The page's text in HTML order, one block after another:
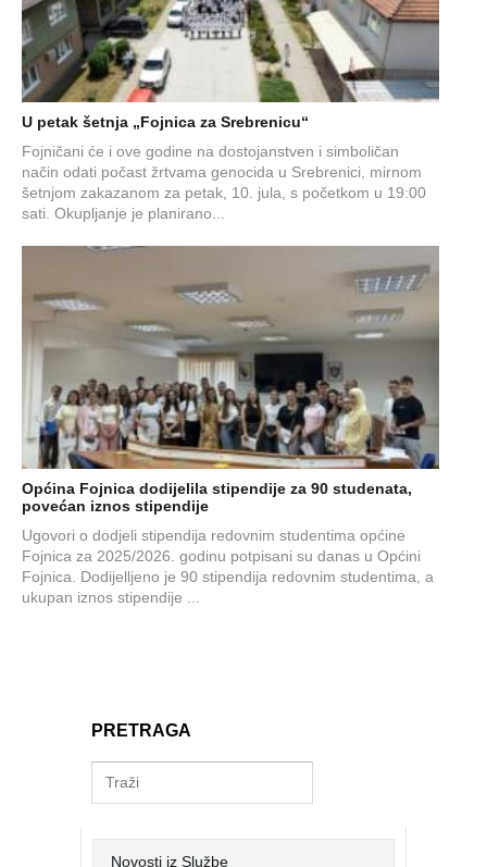
U petak šetnja „Fojnica za Srebrenicu“
Fojničani će i ove godine na dostojanstven i simboličan
način odati počast žrtvama genocida u Srebrenici, mirnom
šetnjom zakazanom za petak, 10. jula, s početkom u 19:00
sati. Okupljanje je planirano...
Općina Fojnica dodijelila stipendije za 90 studenata,
povećan iznos stipendije
Ugovori o dodjeli stipendija redovnim studentima općine
Fojnica za 2025/2026. godinu potpisani su danas u Općini
Fojnica. Dodijelljeno je 90 stipendija redovnim studentima, a
ukupan iznos stipendije ...
PRETRAGA
Novosti iz Službe